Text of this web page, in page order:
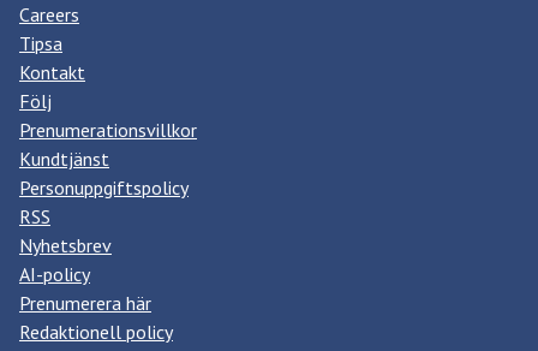
Careers
Tipsa
Kontakt
Följ
Prenumerationsvillkor
Kundtjänst
Personuppgiftspolicy
RSS
Nyhetsbrev
AI-policy
Prenumerera här
Redaktionell policy